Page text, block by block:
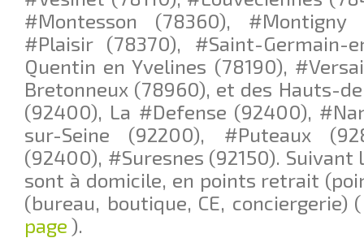
#Montesson (78360), #Montigny
#Plaisir (78370), #Saint-Germain-
Quentin en Yvelines (78190),
Bretonneux (78960), et des Hauts-
(92400), La #Defense (92400),
sur-Seine (92200), #Puteaux
(92400), #Suresnes (92150).
sont à domicile, en points retrait
(bureau, boutique, CE, conciergerie)
page ).